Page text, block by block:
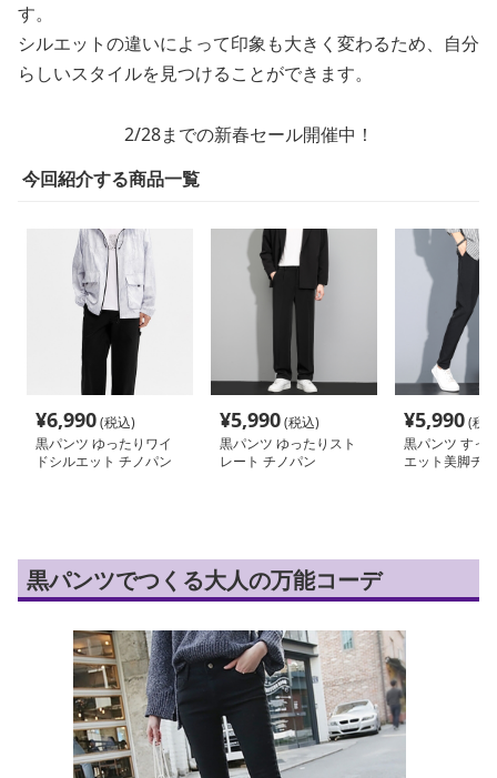
す。
シルエットの違いによって印象も大きく変わるため、自分
らしいスタイルを見つけることができます。
2/28までの新春セール開催中！
今回紹介する商品一覧
¥6,990(税込)
黒パンツ ゆったりワイ
ドシルエット チノパン
¥5,990(税込)
黒パンツ ゆったりスト
レート チノパン
¥5,990(税
黒パンツ すっ
エット美脚チ
黒パンツでつくる大人の万能コーデ